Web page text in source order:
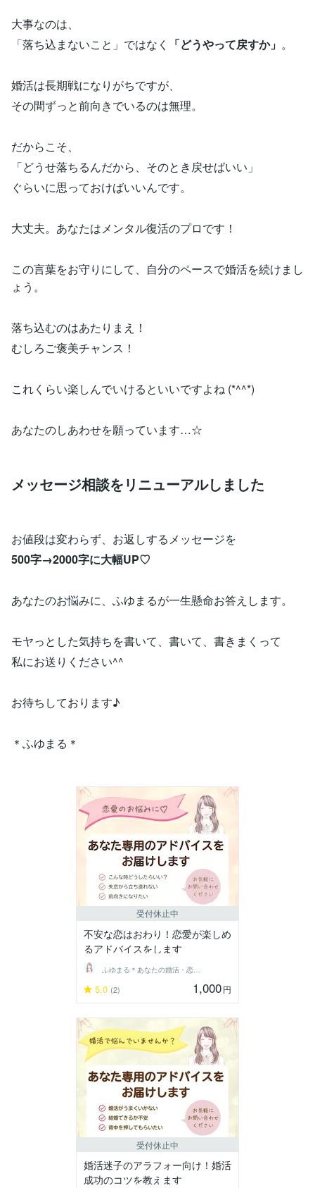
大事なのは、
「落ち込まないこと」ではなく
「どうやって戻すか」 。
婚活は長期戦になりがちですが、
その間ずっと前向きでいるのは無理。
だからこそ、
「どうせ落ちるんだから、そのとき戻せばいい」
ぐらいに思っておけばいいんです。
大丈夫。あなたはメンタル復活のプロです！
この言葉をお守りにして、自分のペースで婚活を続けまし
ょう。
落ち込むのはあたりまえ！
むしろご褒美チャンス！
これくらい楽しんでいけるといいですよね (*^^*)
あなたのしあわせを願っています…☆
メッセージ相談をリニューアルしました
お値段は変わらず、お返しするメッセージを
500字→2000字に大幅UP♡
あなたのお悩みに、ふゆまるが一生懸命お答えします。
モヤっとした気持ちを書いて、書いて、書きまくって
私にお送りください^^
お待ちしております♪
＊ふゆまる＊
受付休止中
不安な恋はおわり！恋愛が楽しめ
るアドバイスをします
ふゆまる＊あなたの婚活・恋愛伴走者＊
5.0 (2) 1,000円
受付休止中
婚活迷子のアラフォー向け！婚活
成功のコツを教えます